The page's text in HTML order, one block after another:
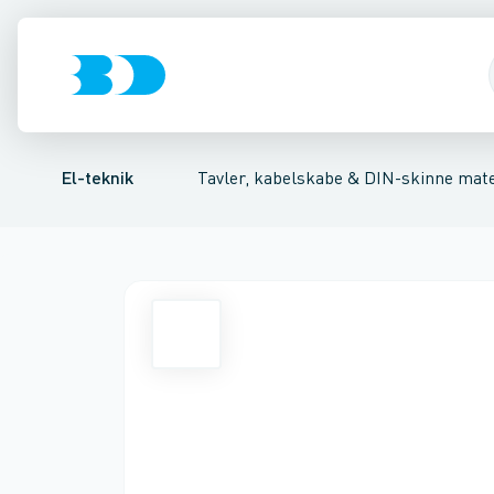
El-teknik Tavler, kabelskabe & DIN-skinne
Afbrydere, stikkontakter & lampeudtag
Tavler, kapsling og rackskabeFordelings-/
Kombiafbryder FejlstrømsmodulNeozed D0